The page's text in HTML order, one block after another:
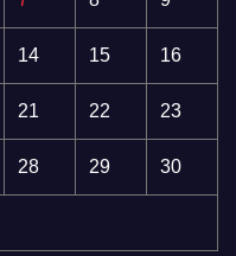
14 15 16
21 22 23
28 29 30